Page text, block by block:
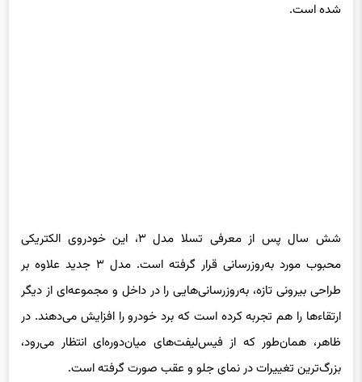
شده است.
شش سال پس از معرفی تسلا مدل ۳، این خودروی الکتریکی
محبوب مورد به‌روزرسانی قرار گرفته است. مدل ۳ جدید علاوه بر
طراحی بیرونی تازه، به‌روزرسانی‌هایی را در داخل و مجموعه‌ای از دیگر
ارتقاءها را هم تجربه کرده است که برد خودرو را افزایش می‌دهند. در
ظاهر، همان‌طور که از فیس‌لیفت‌های میان‌دوره‌ای انتظار می‌رود،
بزرگ‌ترین تغییرات در نمای جلو و عقب صورت گرفته است.